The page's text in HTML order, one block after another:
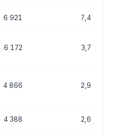
6 921 7,4
6 172 3,7
4 866 2,9
4 388 2,6